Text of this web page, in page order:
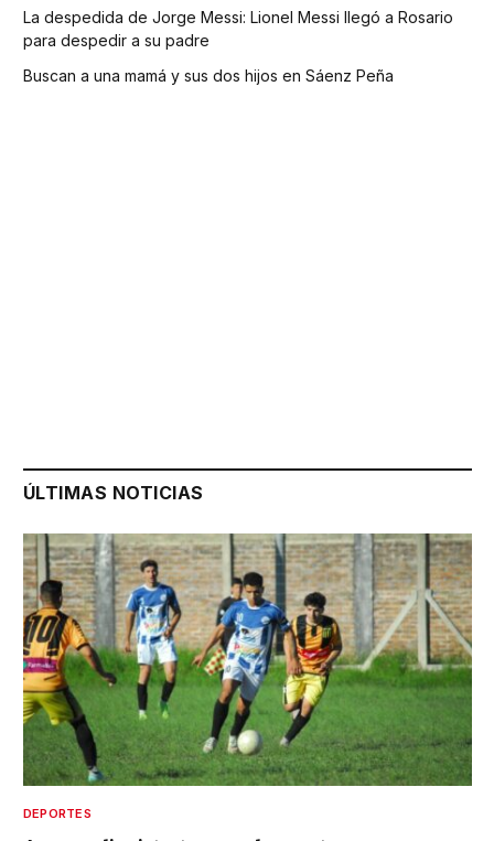
La despedida de Jorge Messi: Lionel Messi llegó a Rosario
para despedir a su padre
Buscan a una mamá y sus dos hijos en Sáenz Peña
ÚLTIMAS NOTICIAS
DEPORTES